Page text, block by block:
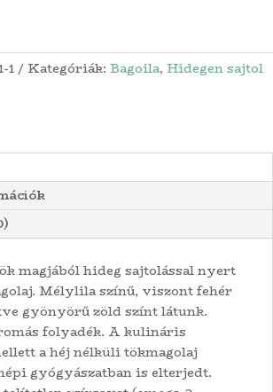
1 Kategóriák: Bagoila, Hidegen sajtol
magjából hideg sajtolással nyert
Mélylila színű, viszont fehér
gyönyörű zöld színt látunk.
folyadék. A kulináris
a héj nélküli tökmagolaj
gyógyászatban is elterjedt.